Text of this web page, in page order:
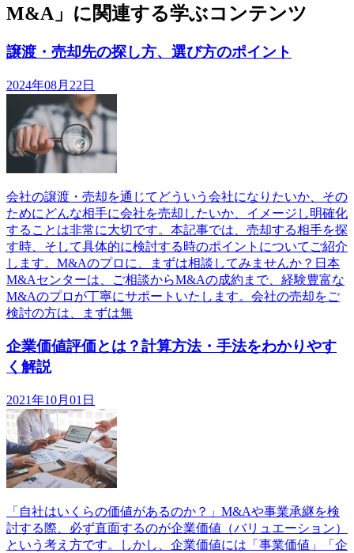
M&A」に関連する学ぶコンテンツ
譲渡・売却先の探し方、選び方のポイント
2024年08月22日
会社の譲渡・売却を通じてどういう会社になりたいか、その
ためにどんな相手に会社を売却したいか、イメージし明確化
することは非常に大切です。本記事では、売却する相手を探
す時、そして具体的に検討する時のポイントについてご紹介
します。M&Aのプロに、まずは相談してみませんか？日本
M&Aセンターは、ご相談からM&Aの成約まで、経験豊富な
M&Aのプロが丁寧にサポートいたします。会社の売却をご
検討の方は、まずは無
企業価値評価とは？計算方法・手法をわかりやす
く解説
2021年10月01日
「自社はいくらの価値があるのか？」M&Aや事業承継を検
討する際、必ず直面するのが企業価値（バリュエーション）
という考え方です。しかし、企業価値には「事業価値」「企